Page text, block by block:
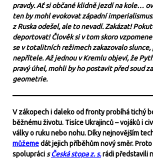
pravdy. Ať si občané klidně jezdí na kole…
ten by mohl evokovat západní
z Ruska odešel, ale to nevadí. Zakázat!
deportovat! Člověk si v tom skoro
se v totalitních režimech zakazovalo
nepřítele. Až jednou v Kremlu objeví, že
pravý úhel, mohli by ho postavit před soud
geometrie.
V zákopech i daleko od fronty probíhá tichý
běžnému životu. Tisíce Ukrajinců – vojáků i
války o ruku nebo nohu. Díky nejnovějším
můžemedát jejich příběhům nový směr.
spoluprácisČeská stopa z. s.rádi představili